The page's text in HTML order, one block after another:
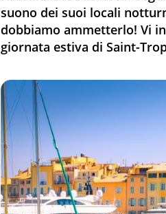
suono dei suoi locali
dobbiamo ammetterlo! Vi
giornata estiva di Saint-